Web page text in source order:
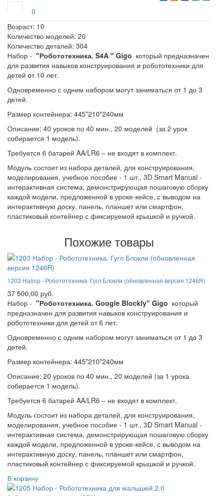
0
Возраст: 10
Количество моделей: 20
Количество деталей: 304
Набор - "Робототехника. S4A " Gigo который предназначен
для развития навыков конструирования и робототехники для
детей от 10 лет.
Одновременно с одним набором могут заниматься от 1 до 3
детей.
Размер контейнера: 445*210*240мм
Описание: 40 уроков по 40 мин., 20 моделей (за 2 урок
собирается 1 модель).
Требуется 6 батарей AA/LR6 – не входят в комплект.
Модуль состоит из набора деталей, для конструирования,
моделирования, учебное пособие - 1 шт., 3D Smart Manual -
интерактивная система, демонстрирующая пошаговую сборку
каждой модели, предложенной в уроке-кейсе, с выводом на
интерактивную доску, панель, планшет или смартфон,
пластиковый контейнер с фиксируемой крышкой и ручкой.
Похожие товары
1203 Набор - Робототехника. Гугл Блокли (обновленная версия 1246R)
37 500,00 руб.
Набор - "Робототехника. Google Blockly" Gigo который
предназначен для развития навыков конструирования и
робототехники для детей от 6 лет.
Одновременно с одним набором могут заниматься от 1 до 3
детей.
Размер контейнера: 445*210*240мм
Описание: 20 уроков по 40 мин., 20 моделей (за 1 урока
собирается 1 модель).
Требуется 6 батарей AA/LR6 – не входят в комплект.
Модуль состоит из набора деталей, для конструирования,
моделирования, учебное пособие - 1 шт., 3D Smart Manual -
интерактивная система, демонстрирующая пошаговую сборку
каждой модели, предложенной в уроке-кейсе, с выводом на
интерактивную доску, панель, планшет или смартфон,
пластиковый контейнер с фиксируемой крышкой и ручкой.
В корзину